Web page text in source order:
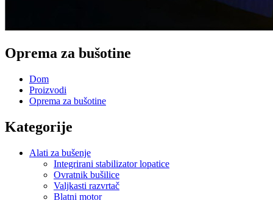
Oprema za bušotine
Dom
Proizvodi
Oprema za bušotine
Kategorije
Alati za bušenje
Integrirani stabilizator lopatice
Ovratnik bušilice
Valjkasti razvrtač
Blatni motor